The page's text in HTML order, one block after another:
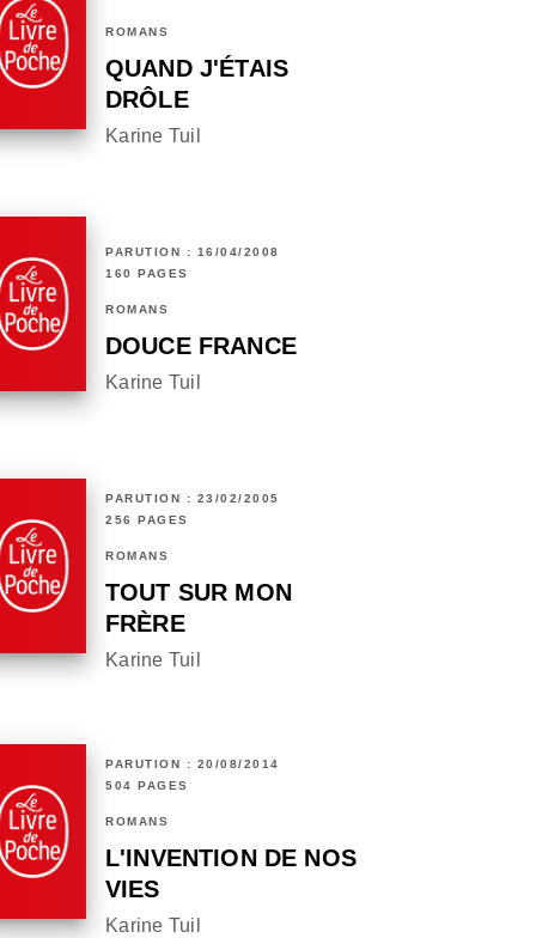
ROMANS
QUAND J'ÉTAIS
DRÔLE
Karine Tuil
PARUTION : 16/04/2008
160 PAGES
ROMANS
DOUCE FRANCE
Karine Tuil
PARUTION : 23/02/2005
256 PAGES
ROMANS
TOUT SUR MON
FRÈRE
Karine Tuil
PARUTION : 20/08/2014
504 PAGES
ROMANS
L'INVENTION DE NOS
VIES
Karine Tuil